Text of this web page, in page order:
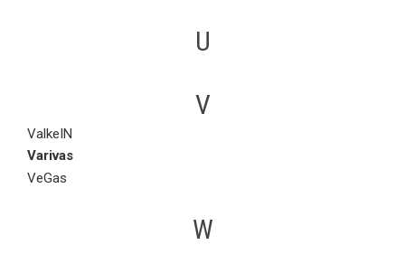
U
V
ValkeIN
Varivas
VeGas
W